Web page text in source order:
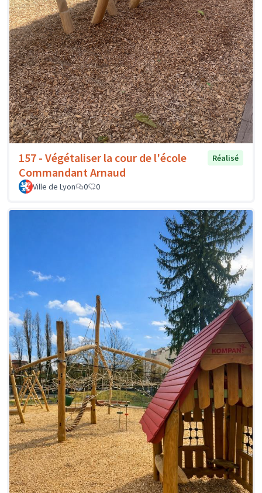
157 - Végétaliser la cour de l'école
Commandant Arnaud
Réalisé
Ville de Lyon 0 0